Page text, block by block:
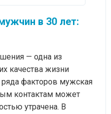
в 30 лет:
— одна из
качества жизни
факторов мужская
контактам может
утрачена. В